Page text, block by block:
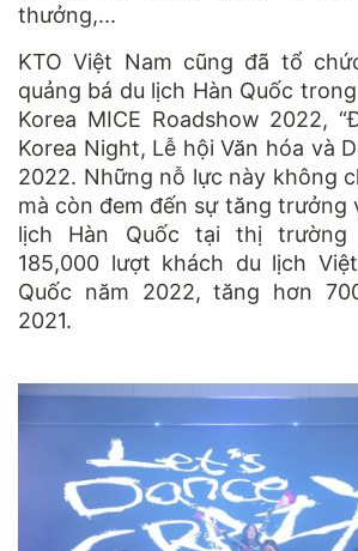
thưởng,...
KTO Việt Nam cũng đã tổ
quảng bá du lịch Hàn Quốc
Korea MICE Roadshow 2022,
Korea Night, Lễ hội Văn hóa và
2022. Những nỗ lực này không
mà còn đem đến sự tăng trưởng
lịch Hàn Quốc tại thị trường
185,000 lượt khách du lịch
Quốc năm 2022, tăng hơn
2021.